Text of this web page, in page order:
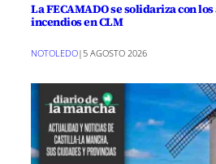
La FECAMADO se solidariza con
incendios en CLM
NOTOLEDO|5 AGOSTO 2026